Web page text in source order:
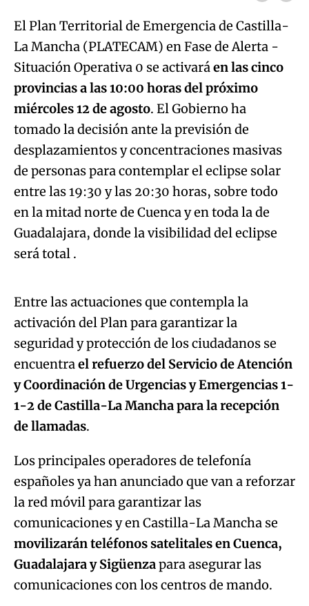
El PlanTerritorial de Emergencia de Castilla-
La Mancha (PLATECAM) en Fase de Alerta -
Situación Operativa 0 se activaráen las cinco
provincias a las 10:00 horas del próximo
miércoles 12 de agosto. El Gobierno ha
tomado la decisión ante la previsión de
desplazamientos y concentraciones masivas
de personas para contemplar el eclipse solar
entre las 19:30 y las 20:30 horas, sobre todo
en la mitad norte de Cuenca y en toda la de
Guadalajara, donde la visibilidad del eclipse
será total .
Try again
Entre las actuaciones que contempla la
activación del Plan para garantizar la
seguridad y protección de los ciudadanos se
encuentrael refuerzo del Servicio de Atención
y Coordinación de Urgencias y Emergencias 1-
1-2de Castilla-La Mancha para la recepción
de llamadas.
Los principales operadores de telefonía
españoles ya han anunciado que van a reforzar
la red móvil para garantizar las
comunicaciones y en Castilla-La Mancha se
movilizarán teléfonos satelitales en Cuenca,
Guadalajara y Sigüenzapara asegurar las
comunicaciones con los centros de mando.